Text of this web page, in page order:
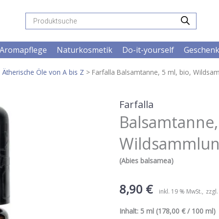
Products
search
Aromapflege Naturkosmetik Do-it-yourself
Ätherische Öle von A bis Z > Farfalla Balsamtanne, 5 ml, bio,
Farfalla
(Abies balsamea)
8,90 € inkl. 19 % MwSt. zzgl.
Inhalt: 5 ml (178,00 € / 100 ml)